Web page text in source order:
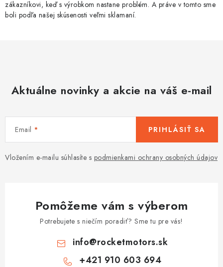
zákazníkovi, keď s výrobkom nastane problém. A práve v tomto sme
boli podľa našej skúsenosti veľmi sklamaní.
Aktuálne novinky a akcie na váš e-mail
Email
Vložením e-mailu súhlasíte s podmienkami ochrany osobných údajov
PRIHLÁSIŤ SA
Pomôžeme vám s výberom
Potrebujete s niečím poradiť? Sme tu pre vás!
info@rocketmotors.sk
+421 910 603 694